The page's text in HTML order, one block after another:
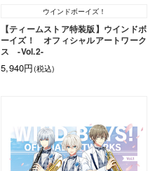
ウインドボーイズ！
【ティームストア特装版】ウインドボ
ーイズ！ オフィシャルアートワーク
ス -Vol.2-
5,940円(税込)